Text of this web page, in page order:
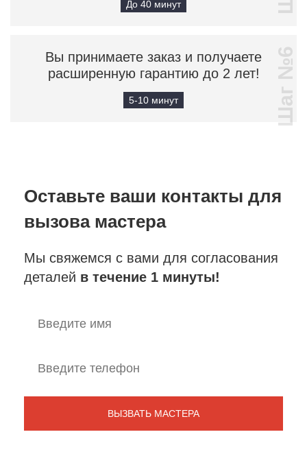
До 40 минут
Вы принимаете заказ и получаете
расширенную гарантию до 2 лет!
5-10 минут Шаг №6
Оставьте ваши контакты для
вызова мастера
Мы свяжемся с вами для согласования
деталей в течение 1 минуты!